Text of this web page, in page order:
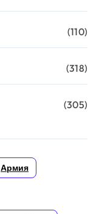
(110)
(318)
(305)
Армия